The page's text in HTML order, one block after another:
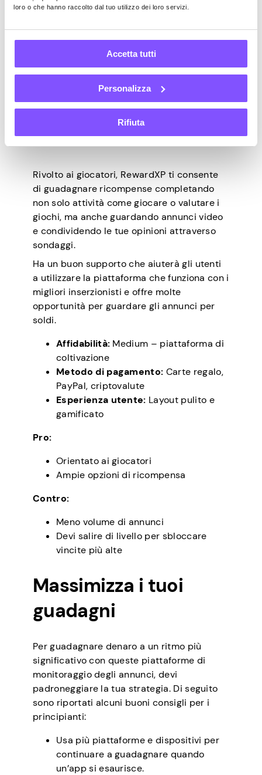
loro o che hanno raccolto dal tuo utilizzo dei loro servizi.
Accetta tutti
Personalizza
Rifiuta
criptovalute
Pagamenti più lenti
La disponibilità degli annunci video
5. RicompensaXP
Rivolto ai giocatori, RewardXP ti consente
di guadagnare ricompense completando
non solo attività come giocare o valutare i
giochi, ma anche guardando annunci video
e condividendo le tue opinioni attraverso
sondaggi.
Ha un buon supporto che aiuterà gli utenti
a utilizzare la piattaforma che funziona con i
migliori inserzionisti e offre molte
opportunità per guardare gli annunci per
soldi.
Affidabilità: Medium – piattaforma di
coltivazione
Metodo di pagamento: Carte regalo,
PayPal, criptovalute
Esperienza utente: Layout pulito e
gamificato
Pro:
Orientato ai giocatori
Ampie opzioni di ricompensa
Contro:
Meno volume di annunci
Devi salire di livello per sbloccare
vincite più alte
Massimizza i tuoi
guadagni
Per guadagnare denaro a un ritmo più
significativo con queste piattaforme di
monitoraggio degli annunci, devi
padroneggiare la tua strategia. Di seguito
sono riportati alcuni buoni consigli per i
principianti:
Usa più piattaforme e dispositivi per
continuare a guadagnare quando
un’app si esaurisce.